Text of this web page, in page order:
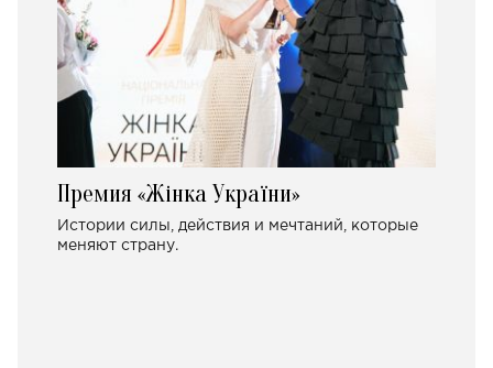
Премия «Жінка України»
Истории силы, действия и мечтаний, которые
меняют страну.